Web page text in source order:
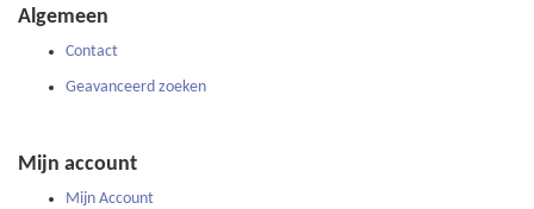
nieuwsbrief
Algemeen
Contact
Geavanceerd zoeken
Mijn account
Mijn Account